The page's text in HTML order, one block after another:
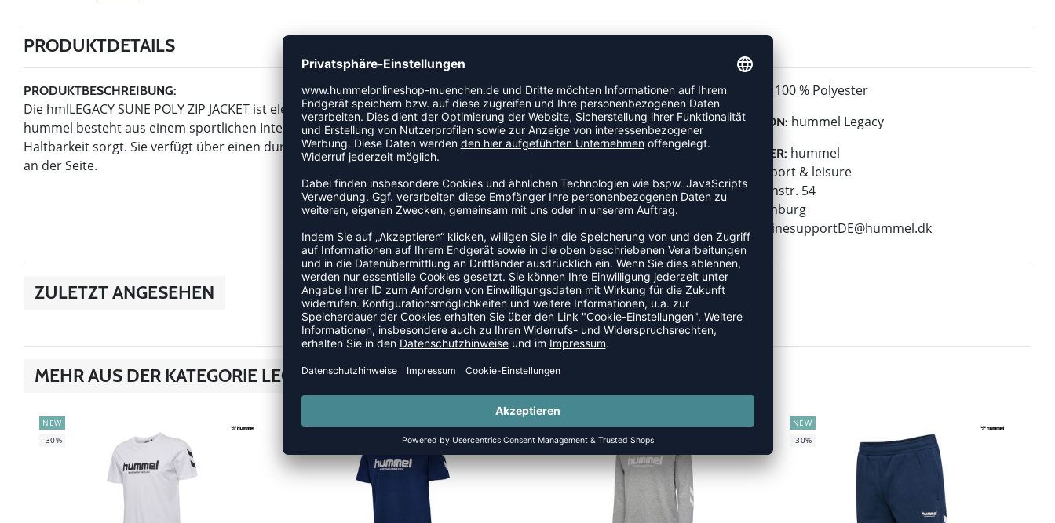
PRODUKTDETAILS
PRODUKTBESCHREIBUNG:
Die hmlLEGACY SUNE POLY ZIP JACKET ist elegant und fügt sich nahtlos in deinen Look ein. Diese Jacke von
hummel besteht aus einem sportlichen Interlock-Stoff, der jederzeit für mehr Atmungsaktivität, Komfort und
Haltbarkeit sorgt. Sie verfügt über einen durchgehenden Reißverschluss sowie sichere Reißverschlusstaschen
an der Seite.
MATERIAL: 100 % Polyester
KOLLEKTION: hummel Legacy
HERSTELLER: hummel
hummel sport & leisure
Leverkusenstr. 54
22761 Hamburg
E-Mail:
onlinesupportDE@hummel.dk
ZULETZT ANGESEHEN
MEHR AUS DER KATEGORIE LEGACY
NEW
-30%
NEW
-30%
NEW
-30%